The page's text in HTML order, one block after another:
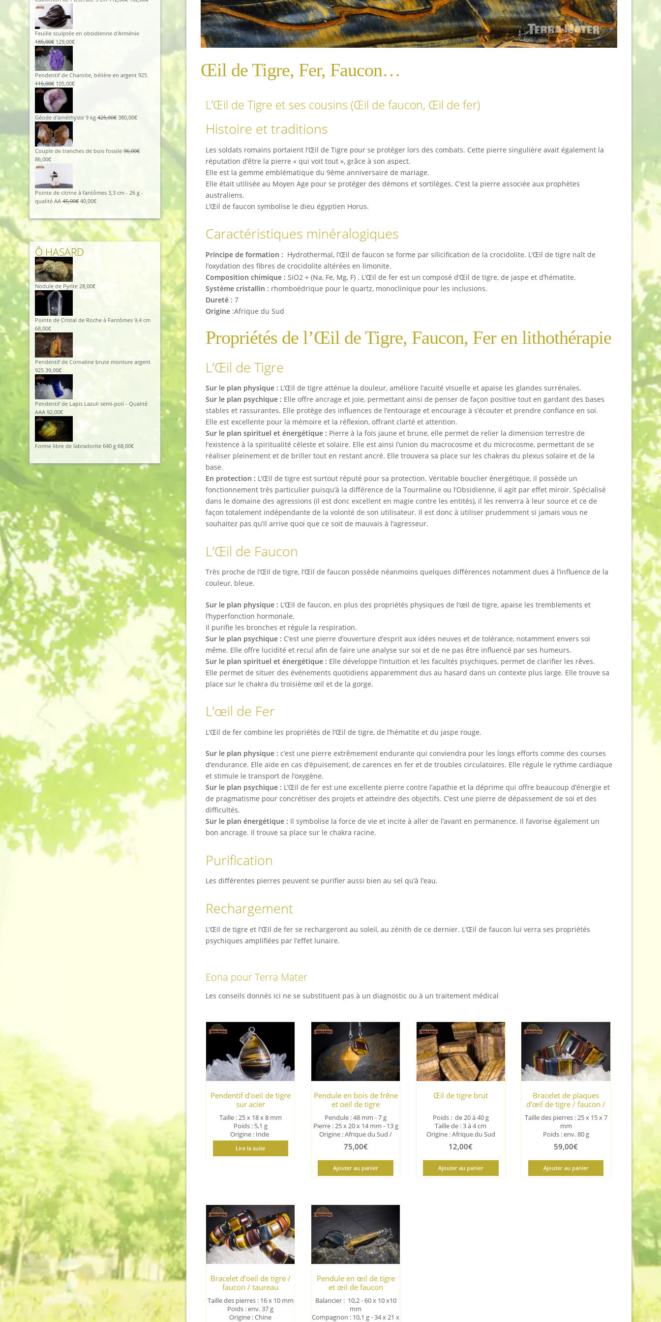
Œil de Tigre, Fer, Faucon…
L’Œil de Tigre et ses cousins (Œil de faucon, Œil de fer)
Histoire et traditions
Les soldats romains portaient l’Œil de Tigre pour se protéger lors des combats. Cette pierre singulière avait également la
réputation d’être la pierre « qui voit tout », grâce à son aspect.
Elle est la gemme emblématique du 9ème anniversaire de mariage.
Elle était utilisée au Moyen Age pour se protéger des démons et sortilèges. C’est la pierre associée aux prophètes
australiens.
L’Œil de faucon symbolise le dieu égyptien Horus.
Caractéristiques minéralogiques
Principe de formation : Hydrothermal, l’Œil de faucon se forme par silicification de la crocidolite. L’Œil de tigre naît de
l’oxydation des fibres de crocidolite altérées en limonite.
Composition chimique : SiO2 + (Na, Fe, Mg, F) . L’Œil de fer est un composé d’Œil de tigre, de jaspe et d’hématite.
Système cristallin : rhomboédrique pour le quartz, monoclinique pour les inclusions.
Dureté : 7
Origine :Afrique du Sud
Propriétés de l’Œil de Tigre, Faucon, Fer en lithothérapie
L’Œil de Tigre
Sur le plan physique : L’Œil de tigre atténue la douleur, améliore l’acuité visuelle et apaise les glandes surrénales.
Sur le plan psychique : Elle offre ancrage et joie, permettant ainsi de penser de façon positive tout en gardant des bases
stables et rassurantes. Elle protège des influences de l’entourage et encourage à s’écouter et prendre confiance en soi.
Elle est excellente pour la mémoire et la réflexion, offrant clarté et attention.
Sur le plan spirituel et énergétique : Pierre à la fois jaune et brune, elle permet de relier la dimension terrestre de
l’existence à la spiritualité céleste et solaire. Elle est ainsi l’union du macrocosme et du microcosme, permettant de se
réaliser pleinement et de briller tout en restant ancré. Elle trouvera sa place sur les chakras du plexus solaire et de la
base.
En protection : L’Œil de tigre est surtout réputé pour sa protection. Véritable bouclier énergétique, il possède un
fonctionnement très particulier puisqu’à la différence de la Tourmaline ou l’Obsidienne, il agit par effet miroir. Spécialisé
dans le domaine des agressions (il est donc excellent en magie contre les entités), il les renverra à leur source et ce de
façon totalement indépendante de la volonté de son utilisateur. Il est donc à utiliser prudemment si jamais vous ne
souhaitez pas qu’il arrive quoi que ce soit de mauvais à l’agresseur.
L’Œil de Faucon
Très proche de l’Œil de tigre, l’Œil de faucon possède néanmoins quelques différences notamment dues à l’influence de la
couleur, bleue.
Sur le plan physique : L’Œil de faucon, en plus des propriétés physiques de l’œil de tigre, apaise les tremblements et
l’hyperfonction hormonale.
Il purifie les bronches et régule la respiration.
Sur le plan psychique : C’est une pierre d’ouverture d’esprit aux idées neuves et de tolérance, notamment envers soi
même. Elle offre lucidité et recul afin de faire une analyse sur soi et de ne pas être influencé par ses humeurs.
Sur le plan spirituel et énergétique : Elle développe l’intuition et les facultés psychiques, permet de clarifier les rêves.
Elle permet de situer des événements quotidiens apparemment dus au hasard dans un contexte plus large. Elle trouve sa
place sur le chakra du troisième œil et de la gorge.
L’œil de Fer
L’Œil de fer combine les propriétés de l’Œil de tigre, de l’hématite et du jaspe rouge.
Sur le plan physique : c’est une pierre extrêmement endurante qui conviendra pour les longs efforts comme des courses
d’endurance. Elle aide en cas d’épuisement, de carences en fer et de troubles circulatoires. Elle régule le rythme cardiaque
et stimule le transport de l’oxygène.
Sur le plan psychique : L’Œil de fer est une excellente pierre contre l’apathie et la déprime qui offre beaucoup d’énergie et
de pragmatisme pour concrétiser des projets et atteindre des objectifs. C’est une pierre de dépassement de soi et des
difficultés.
Sur le plan énergétique : Il symbolise la force de vie et incite à aller de l’avant en permanence. Il favorise également un
bon ancrage. Il trouve sa place sur le chakra racine.
Purification
Les différentes pierres peuvent se purifier aussi bien au sel qu’à l’eau.
Rechargement
L’Œil de tigre et l’Œil de fer se rechargeront au soleil, au zénith de ce dernier. L’Œil de faucon lui verra ses propriétés
psychiques amplifiées par l’effet lunaire.
Eona pour Terra Mater
Les conseils donnés ici ne se substituent pas à un diagnostic ou à un traitement médical
Pendentif d’oeil de tigre
sur acier
Taille : 25 x 18 x 8 mm
Poids : 5,1 g
Origine : Inde
Lire la suite
Pendule en bois de frêne
et oeil de tigre
Pendule : 48 mm - 7 g
Pierre : 25 x 20 x 14 mm - 13 g
Origine : Afrique du Sud /
Bretagne
75,00€
Ajouter au panier
Œil de tigre brut
Poids : de 20 à 40 g
Taille de : 3 à 4 cm
Origine : Afrique du Sud
12,00€
Ajouter au panier
Bracelet de plaques
d’œil de tigre / faucon /
taureau
Taille des pierres : 25 x 15 x 7
mm
Poids : env. 80 g
Origine : Chine
59,00€
Ajouter au panier
Bracelet d’oeil de tigre /
faucon / taureau
Taille des pierres : 16 x 10 mm
Poids : env. 37 g
Origine : Chine
Pendule en œil de tigre
et œil de faucon
Balancier : 10,2 - 60 x 10 x10
mm
Compagnon : 10,1 g - 34 x 21 x
Feuille sculptée en obsidienne d'Arménie
185,00€ 129,00€
Pendentif de Charoïte, bélière en argent 925
115,00€ 105,00€
Géode d'améthyste 9 kg 425,00€ 380,00€
Couple de tranches de bois fossile 96,00€
86,00€
Pointe de citrine à fantômes 3,3 cm - 26 g -
qualité AA 45,00€ 40,00€
Ô HASARD
Nodule de Pyrite 28,00€
Pointe de Cristal de Roche à Fantômes 9,4 cm
68,00€
Pendentif de Cornaline brute monture argent
925 39,00€
Pendentif de Lapis Lazuli semi-poli - Qualité
AAA 92,00€
Forme libre de labradorite 640 g 68,00€